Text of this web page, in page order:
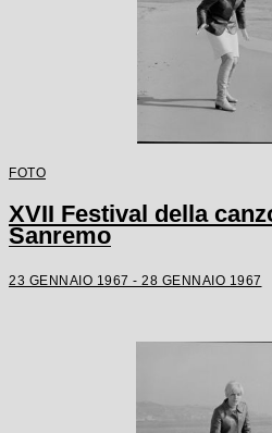
FOTO
XVII Festival della
Sanremo
23 GENNAIO 1967 - 28 GENNAIO 1967